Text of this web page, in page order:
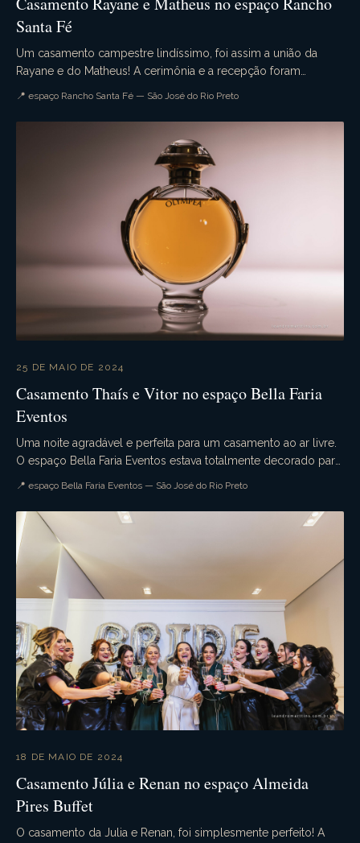
Santa Fé
Um casamento campestre lindíssimo, foi assim a união da
Rayane e do Matheus! A cerimônia e a recepção foram
📍 espaço Rancho Santa Fé — São José do Rio Preto
25 DE MAIO DE 2024
Casamento Thaís e Vitor no espaço Bella Faria
Eventos
Uma noite agradável e perfeita para um casamento ao ar livre.
O espaço Bella Faria Eventos estava totalmente decorado para
📍 espaço Bella Faria Eventos — São José do Rio Preto
18 DE MAIO DE 2024
Casamento Júlia e Renan no espaço Almeida
Pires Buffet
O casamento da Julia e Renan, foi simplesmente perfeito! A